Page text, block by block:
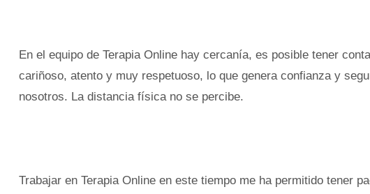
En el equipo de Terapia Online hay cercanía, es posible tener
cariñoso, atento y muy respetuoso, lo que genera confianza y
nosotros. La distancia física no se percibe.
Trabajar en Terapia Online en este tiempo me ha permitido tener